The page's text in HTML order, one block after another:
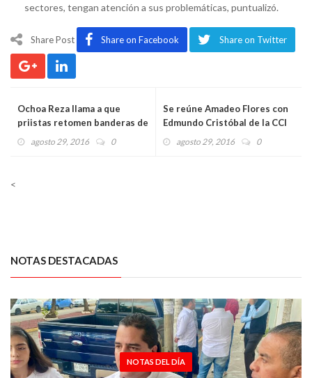
sectores, tengan atención a sus problemáticas, puntualizó.
Share Post Share on Facebook Share on Twitter
Ochoa Reza llama a que
priistas retomen banderas de
lucha social
agosto 29, 2016 0
Se reúne Amadeo Flores con
Edmundo Cristóbal de la CCI
agosto 29, 2016 0
<
NOTAS DESTACADAS
NOTAS DEL DÍA